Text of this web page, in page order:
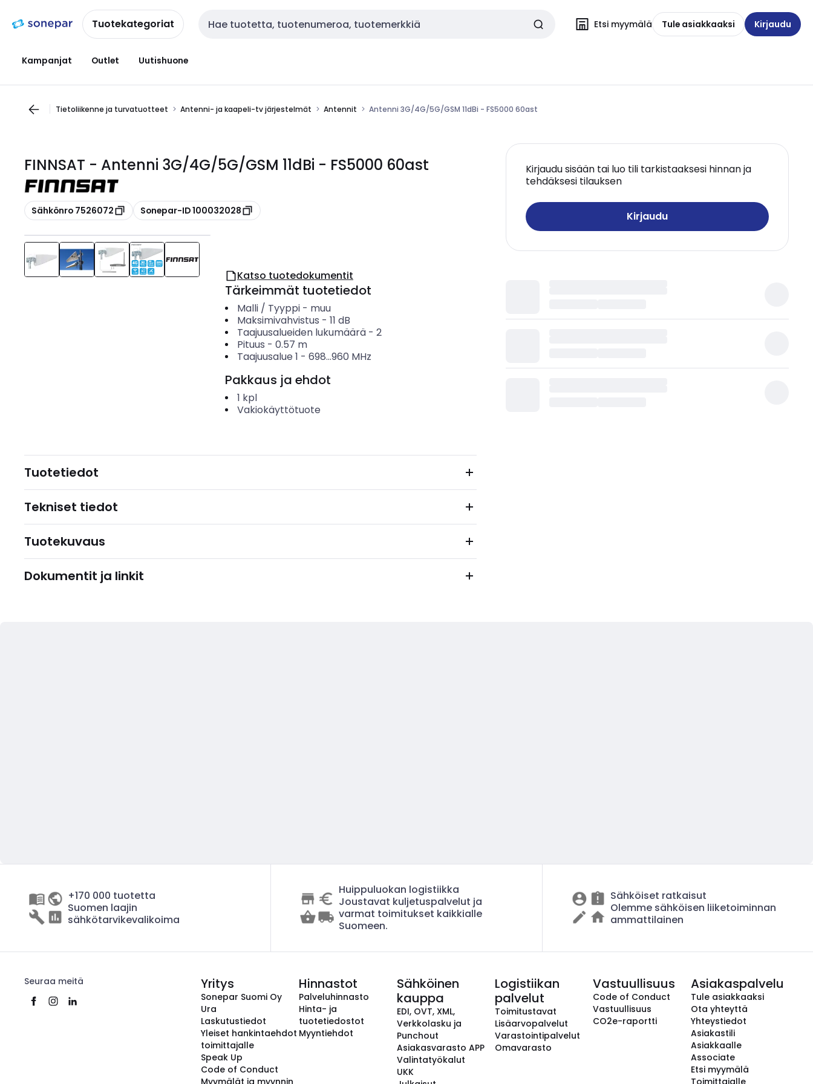
navigointiinsisältöönTuotekategoriat Haku Etsi myymälä Tule asiakkaaksi Kirjaudu
Kampanjat Outlet Uutishuone
Tietoliikenne ja turvatuotteet Antenni- ja kaapeli-tv järjestelmät Antennit Antenni 3G/4G/5G/GSM 11dBi - FS5000 60ast
FINNSAT - Antenni 3G/4G/5G/GSM 11dBi - FS5000 60ast
Kopioi
Sähkönro 7526072 Kopioi
Sonepar-ID 100032028
Kirjaudu sisään tai luo tili tarkistaaksesi hinnan ja
tehdäksesi tilauksen
Kirjaudu
Katso tuotedokumentit
Tärkeimmät tuotetiedot
Malli / Tyyppi- muu
Maksimivahvistus - 11 dB
Taajuusalueiden lukumäärä- 2
Pituus - 0.57 m
Taajuusalue 1 - 698...960 MHz
Pakkaus ja ehdot
1 kpl
Vakiokäyttötuote
Tuotetiedot
Tekniset tiedot
Tuotekuvaus
Dokumentit ja linkit
+170 000 tuotetta
Suomen laajin
sähkötarvikevalikoima
Huippuluokan logistiikka
Joustavat kuljetuspalvelut ja
varmat toimitukset kaikkialle
Suomeen.
Sähköiset ratkaisut
Olemme sähköisen liiketoiminnan
ammattilainen
Seuraa meitä Yritys
Sonepar Suomi Oy
Ura
Laskutustiedot
Yleiset hankintaehdot
toimittajalle
Speak Up
Code of Conduct
Myymälät ja myynnin
Hinnastot
Palveluhinnasto
Hinta- ja
tuotetiedostot
Myyntiehdot
Sähköinen
kauppa
EDI, OVT, XML,
Verkkolasku ja
Punchout
Asiakasvarasto APP
Valintatyökalut
UKK
Logistiikan
palvelut
Toimitustavat
Lisäarvopalvelut
Varastointipalvelut
Omavarasto
Vastuullisuus
Code of Conduct
Vastuullisuus
CO2e-raportti
Asiakaspalvelu
Tule asiakkaaksi
Ota yhteyttä
Yhteystiedot
Asiakastili
Asiakkaalle
Associate
Etsi myymälä
Toimittajalle